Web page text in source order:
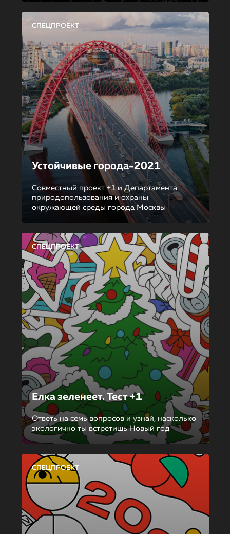
СПЕЦПРОЕКТ
Устойчивые города-2021
Совместный проект +1 и Департамента
природопользования и охраны
окружающей среды города Москвы
СПЕЦПРОЕКТ
Елка зеленеет. Тест +1
Ответь на семь вопросов и узнай, насколько
экологично ты встретишь Новый год
СПЕЦПРОЕКТ